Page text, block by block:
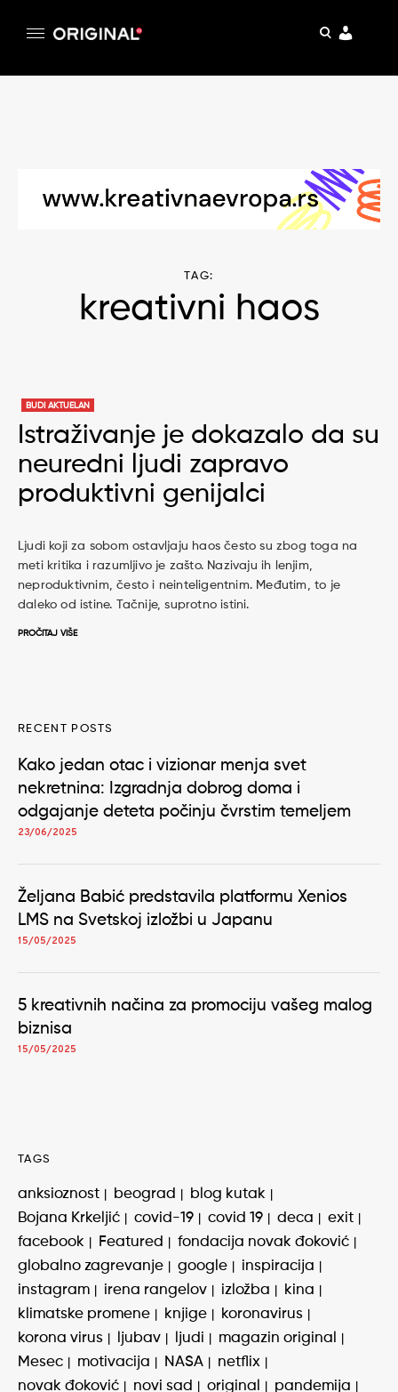
pretraga
TAG:
kreativni haos
BUDI AKTUELAN
Istraživanje je dokazalo da su
neuredni ljudi zapravo
produktivni genijalci
Ljudi koji za sobom ostavljaju haos često su zbog toga na
meti kritika i razumljivo je zašto. Nazivaju ih lenjim,
neproduktivnim, često i neinteligentnim. Međutim, to je
daleko od istine. Tačnije, suprotno istini.
PROČITAJ VIŠE
RECENT POSTS
Kako jedan otac i vizionar menja svet
nekretnina: Izgradnja dobrog doma i
odgajanje deteta počinju čvrstim temeljem
23/06/2025
Željana Babić predstavila platformu Xenios
LMS na Svetskoj izložbi u Japanu
15/05/2025
5 kreativnih načina za promociju vašeg malog
biznisa
15/05/2025
TAGS
anksioznost beograd
blog kutak
Bojana Krkeljić
covid-19 covid 19 deca
exit
facebook
Featured
fondacija novak đoković
globalno zagrevanje
google
inspiracija
instagram
irena rangelov izložba
kina
klimatske promene
knjige
koronavirus
korona virus
ljubav ljudi
magazin original
Mesec
motivacija NASA
netflix
novak đoković
novi sad original
pandemija